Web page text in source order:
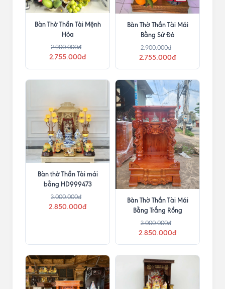
Bàn Thờ Thần Tài Mệnh
Hỏa
2.900.000đ
2.755.000đ
Bàn Thờ Thần Tài Mái
Bằng Sứ Đỏ
2.900.000đ
2.755.000đ
Bàn thờ Thần Tài mái
bằng HD999473
3.000.000đ
2.850.000đ
Bàn Thờ Thần Tài Mái
Bằng Trắng Rồng
3.000.000đ
2.850.000đ